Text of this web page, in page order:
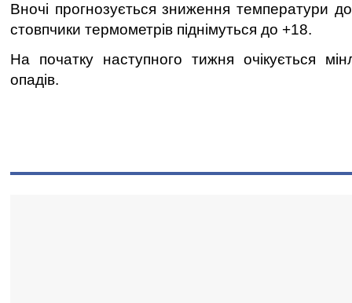
Вночі прогнозується зниження температури
стовпчики термометрів піднімуться до +18.
На початку наступного тижня очікується
опадів.